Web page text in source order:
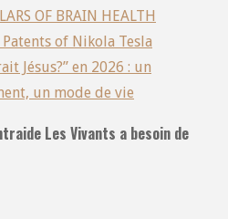
OF BRAIN HEALTH
Patents of Nikola Tesla
Jésus?” en 2026 : un
un mode de vie
Les Vivants a besoin de